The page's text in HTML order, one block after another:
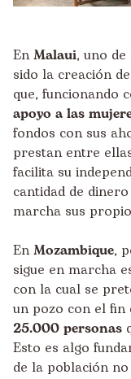
EnMalaui, uno
sido la creación de
que, funcionando
apoyo a las
fondos con sus
prestan entre
facilita su
cantidad de
marcha sus
EnMozambique,
sigue en marcha
con la cual se
un pozo con el fin
25.000 personas
Esto es algo
de la población